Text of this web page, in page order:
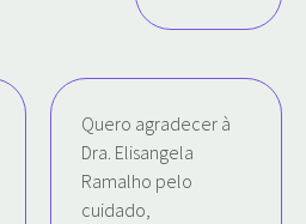
Quero agradecer à
Dra. Elisangela
Ramalho pelo
cuidado,